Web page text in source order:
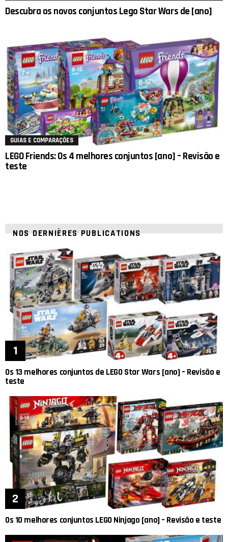
Descubra os novos conjuntos Lego Star Wars de [ano]
GUIAS E COMPARAÇÕES
LEGO Friends: Os 4 melhores conjuntos [ano] – Revisão e
teste
NOS DERNIÈRES PUBLICATIONS
Os 13 melhores conjuntos de LEGO Star Wars [ano] – Revisão e
teste
Os 10 melhores conjuntos LEGO Ninjago [ano] – Revisão e teste